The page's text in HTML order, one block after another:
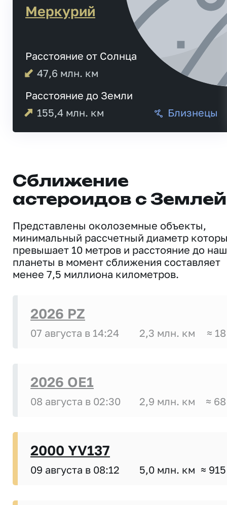
Меркурий
Расстояние от Солнца
47,6 млн. км
Расстояние до Земли
155,4 млн. км Близнецы
Сближение
астероидов с Землей
Представлены околоземные объекты,
минимальный рассчетный диаметр
превышает 10 метров и расстояние до
планеты в момент сближения составляет
менее 7,5 миллиона километров.
2026 PZ
07 августа в 14:24 2,3 млн. км ≈
2026 OE1
08 августа в 02:30 2,9 млн. км ≈
2000 YV137
09 августа в 08:12 5,0 млн. км ≈